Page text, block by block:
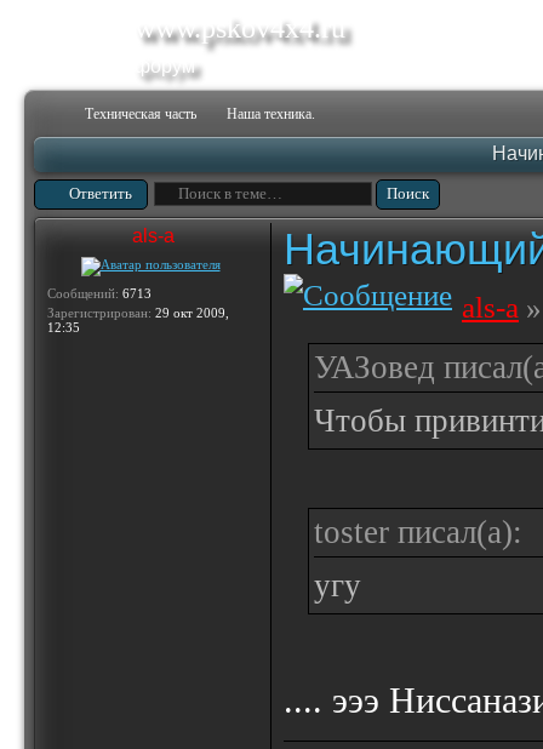
www.pskov4x4.ru
форум
Техническая часть Наша техника.
Ответить
als-a
Сообщений: 6713
Зарегистрирован: 29 окт 2009,
12:35
als-a
УАЗовед
Чтобы
toster писал(а):
угу
.... эээ